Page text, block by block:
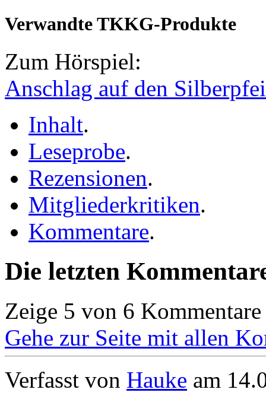
Verwandte TKKG-Produkte
Zum Hörspiel:
Anschlag auf den
Inhalt.
Leseprobe.
Rezensionen.
Mitgliederkritiken.
Kommentare.
Die letzten
Zeige 5 von 6 Kommentare
Gehe zur Seite mit allen
Verfasst von Hauke am